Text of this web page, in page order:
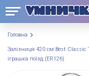
Головна
Залізниця 420 см Best Classic
іграшка поїзд (ER126)